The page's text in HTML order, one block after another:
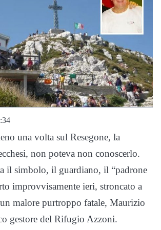
una volta sul Resegone, la
non poteva non conoscerlo.
il simbolo, il guardiano, il “padrone
improvvisamente ieri, stroncato a
malore purtroppo fatale, Maurizio
gestore del Rifugio Azzoni.